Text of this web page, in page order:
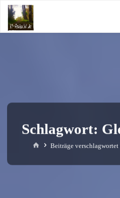
Zum
Inhalt
springen
Schlagwort:
StartBeiträge